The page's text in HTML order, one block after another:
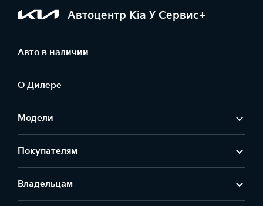
Автоцентр Kia У Сервис+
Авто в наличии
О Дилере
Модели
Покупателям
Владельцам